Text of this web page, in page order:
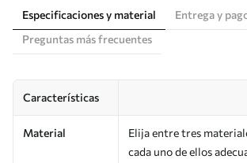
Especificaciones y material
Entrega y
Preguntas más frecuentes
Características
Material
Elija entre tres
cada uno de ellos